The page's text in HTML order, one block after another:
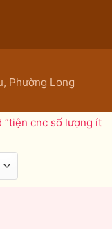
Phường Long
“tiện cnc số lượng ít